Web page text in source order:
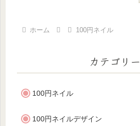
ホーム 100円ネイル
カテゴリー
100円ネイル
100円ネイルデザイン